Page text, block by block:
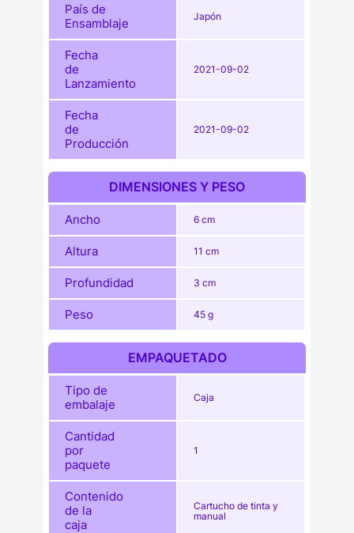
País de
Ensamblaje
Japón
Fecha
de
Lanzamiento
2021-09-02
Fecha
de
Producción
2021-09-02
DIMENSIONES Y PESO
Ancho 6 cm
Altura 11 cm
Profundidad 3 cm
Peso 45 g
EMPAQUETADO
Tipo de
embalaje
Caja
Cantidad
por
paquete
1
Contenido
de la
caja
Cartucho de tinta y
manual